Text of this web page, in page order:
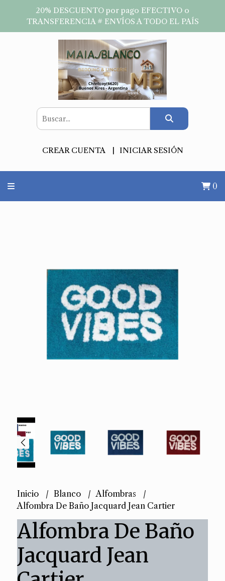
20% DESCUENTO por pago EFECTIVO o
TRANSFERENCIA # ENVÍOS A TODO EL PAÍS
CREAR CUENTA INICIAR SESIÓN
0
Inicio Blanco
Alfombras
Alfombra De Baño Jacquard Jean Cartier
Alfombra De Baño
Jacquard Jean